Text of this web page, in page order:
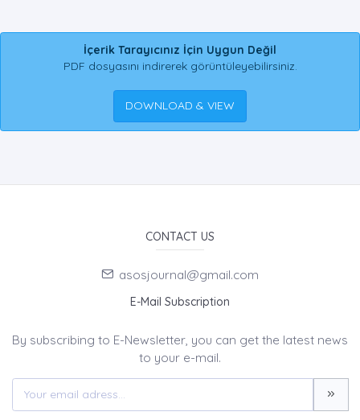
İçerik Tarayıcınız İçin Uygun Değil
PDF dosyasını indirerek görüntüleyebilirsiniz.
DOWNLOAD & VIEW
CONTACT US
asosjournal@gmail.com
E-Mail Subscription
By subscribing to E-Newsletter, you can get the latest news
to your e-mail.